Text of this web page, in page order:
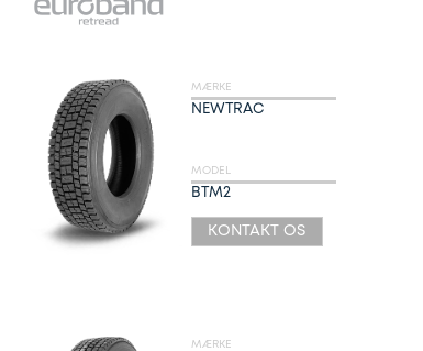
MÆRKE
NEWTRAC
MODEL
BTM2
KONTAKT OS
MÆRKE